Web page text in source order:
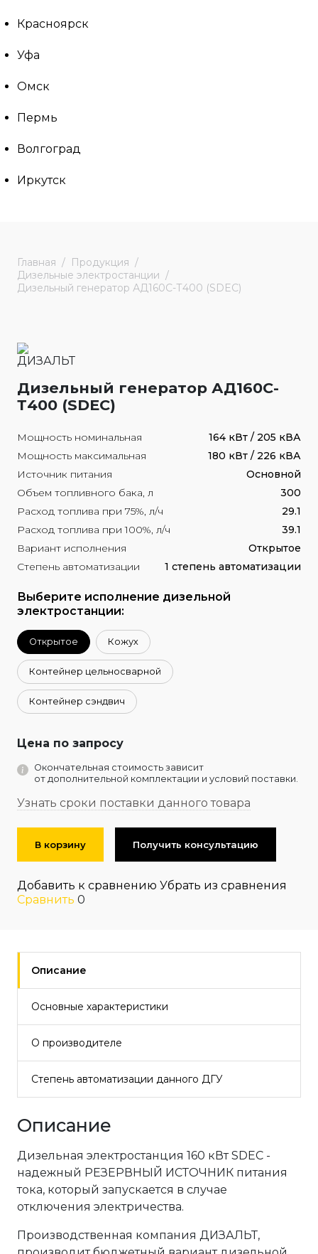
Красноярск
Уфа
Омск
Пермь
Волгоград
Иркутск
Главная
Продукция
Дизельные электростанции
Дизельный генератор АД160С-Т400 (SDEC)
Дизельный генератор АД160С-
Т400 (SDEC)
Мощность номинальная
164 кВт / 205 кВА
Мощность максимальная
180 кВт / 226 кВА
Источник питания
Основной
Объем топливного бака, л
300
Расход топлива при 75%, л/ч
29.1
Расход топлива при 100%, л/ч
39.1
Вариант исполнения
Открытое
Степень автоматизации
1 степень автоматизации
Выберите исполнение дизельной
электростанции:
Открытое Кожух
Контейнер цельносварной
Контейнер сэндвич
Цена по запросу
Окончательная стоимость зависит
от дополнительной комплектации и условий поставки.
Узнать сроки поставки данного товара
В корзину Получить консультацию
Добавить к сравнению Убрать из сравнения
Сравнить 0
Описание
Основные характеристики
О производителе
Степень автоматизации данного ДГУ
Описание
Дизельная электростанция 160 кВт SDEC -
надежный РЕЗЕРВНЫЙ ИСТОЧНИК питания
тока, который запускается в случае
отключения электричества.
Производственная компания ДИЗАЛЬТ,